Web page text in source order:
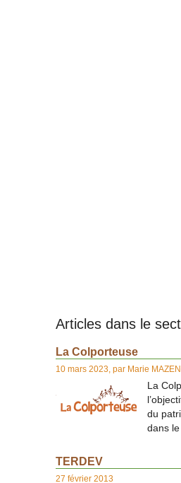
Articles dans le
La Colporteuse
10 mars 2023, par Marie
La
du
dans
TERDEV
27 février 2013